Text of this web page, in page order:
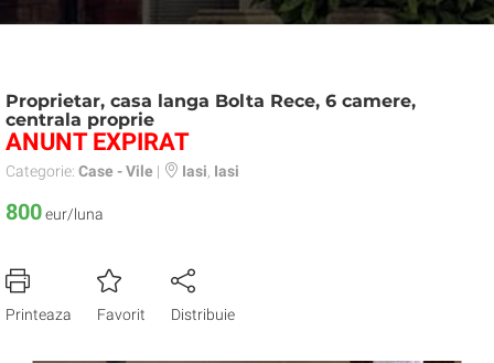
Proprietar, casa langa Bolta Rece, 6 camere,
centrala proprie
ANUNT EXPIRAT
Categorie: Case - Vile | Iasi Iasi
800eur/luna
Printeaza Favorit Distribuie